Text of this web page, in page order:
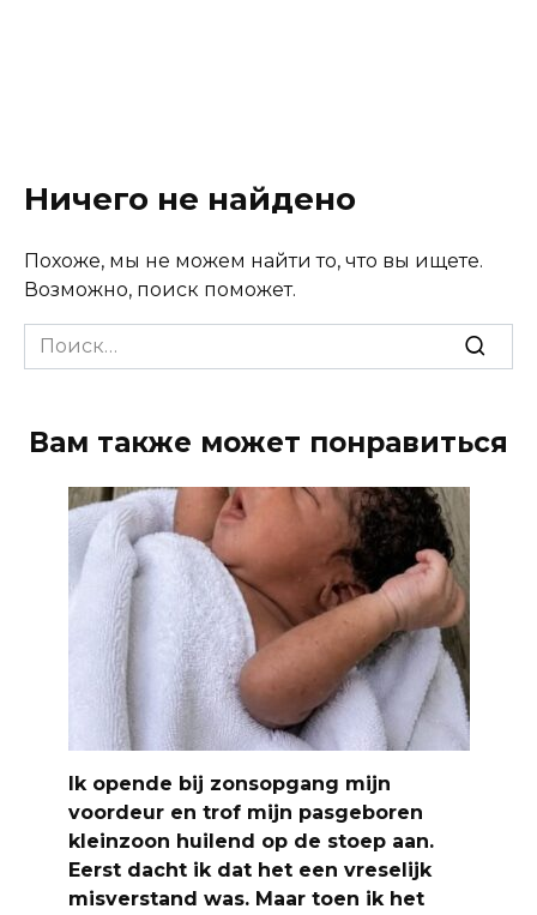
Ничего не найдено
Похоже, мы не можем найти то, что вы ищете.
Возможно, поиск поможет.
Search
for:
Вам также может понравиться
Ik opende bij zonsopgang mijn
voordeur en trof mijn pasgeboren
kleinzoon huilend op de stoep aan.
Eerst dacht ik dat het een vreselijk
misverstand was. Maar toen ik het